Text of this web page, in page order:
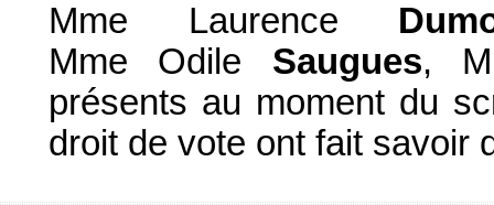
Mme Laurence
Mme Odile Saugues,
présents au moment du
droit de vote ont fait savoir